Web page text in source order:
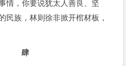
情，你要说犹太人善良、坚
民族，林则徐非掀开棺材板，
肆